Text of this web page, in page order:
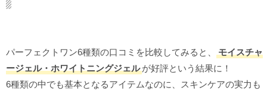
パーフェクトワン6種類の口コミを比較してみると、
モイスチャ
ージェル・ホワイトニングジェル が好評という結果に！
6種類の中でも基本となるアイテムなのに、スキンケアの実力も